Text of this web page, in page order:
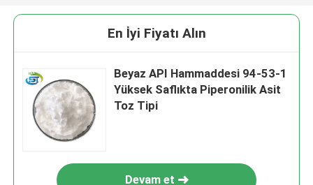
En İyi Fiyatı Alın
Beyaz API Hammaddesi 94-53-1
Yüksek Saflıkta Piperonilik Asit
Toz Tipi
Devam et